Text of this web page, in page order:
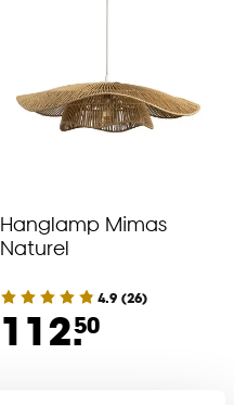
Hanglamp Mimas
Naturel
4.9 (26)
112.50